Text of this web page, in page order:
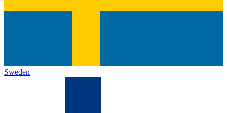
Sweden